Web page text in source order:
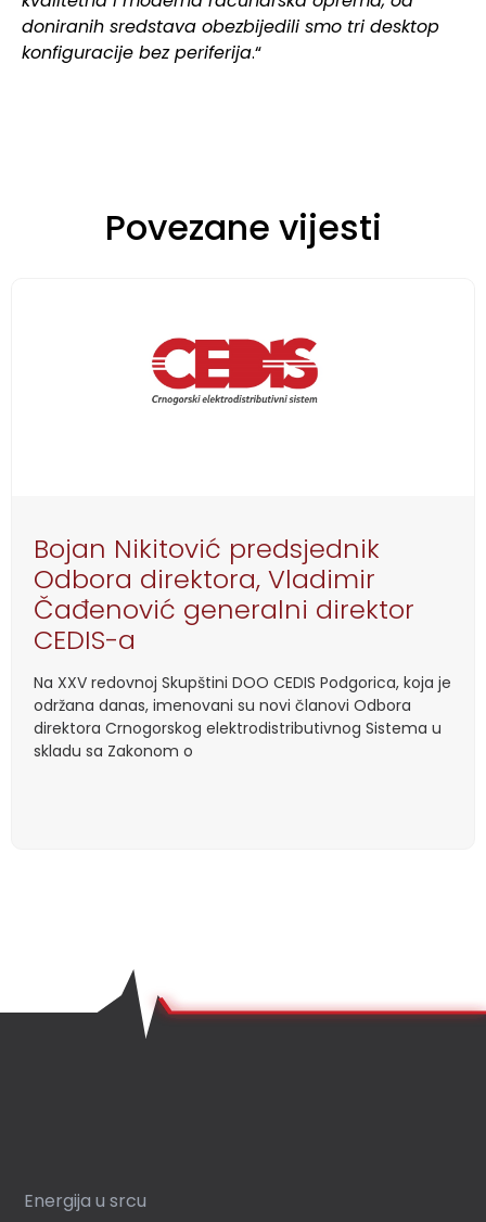
doniranih sredstava obezbijedili smo tri desktop
konfiguracije bez periferija.“
Povezane vijesti
Bojan Nikitović predsjednik
Odbora direktora, Vladimir
Čađenović generalni direktor
CEDIS-a
Na XXV redovnoj Skupštini DOO CEDIS Podgorica, koja je
održana danas, imenovani su novi članovi Odbora
direktora Crnogorskog elektrodistributivnog Sistema u
skladu sa Zakonom o
Energija u srcu